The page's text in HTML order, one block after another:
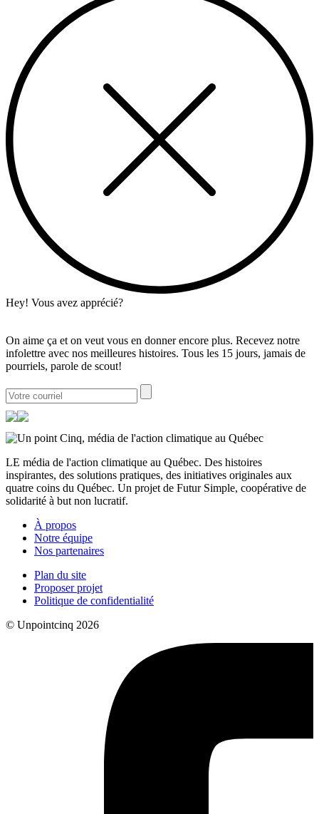
Hey! Vous avez apprécié?
On aime ça et on veut vous en donner encore plus. Recevez notre
infolettre avec nos meilleures histoires. Tous les 15 jours, jamais de
pourriels, parole de scout!
LE média de l'action climatique au Québec. Des histoires
inspirantes, des solutions pratiques, des initiatives originales aux
quatre coins du Québec. Un projet de Futur Simple, coopérative de
solidarité à but non lucratif.
À propos
Notre équipe
Nos partenaires
Plan du site
Proposer projet
Politique de confidentialité
© Unpointcinq 2026